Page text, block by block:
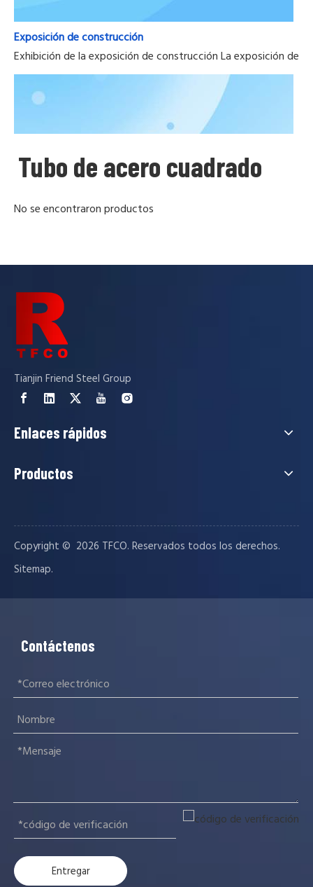
Exposición de construcción
Exhibición de la exposición de construcción La exposición de
La carga de tubo cuadrado cuadrado y el tubo rectangular
Prueba de aplanado del tubo de andamio EN39
El tubo de andamio EN39 aplanado Testen39 El tubo de
Tubo de acero cuadrado
No se encontraron productos
Tianjin Friend Steel Group
Enlaces rápidos
Productos
Copyright © ️ 2026 TFCO. Reservados todos los derechos.
Sitemap.
Contáctenos
Entregar